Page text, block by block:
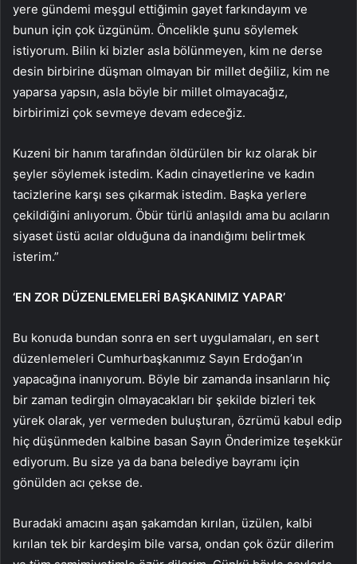
yere gündemi meşgul ettiğimin gayet farkındayım ve
bunun için çok üzgünüm. Öncelikle şunu söylemek
istiyorum. Bilin ki bizler asla bölünmeyen, kim ne derse
desin birbirine düşman olmayan bir millet değiliz, kim ne
yaparsa yapsın, asla böyle bir millet olmayacağız,
birbirimizi çok sevmeye devam edeceğiz.
Kuzeni bir hanım tarafından öldürülen bir kız olarak bir
şeyler söylemek istedim. Kadın cinayetlerine ve kadın
tacizlerine karşı ses çıkarmak istedim. Başka yerlere
çekildiğini anlıyorum. Öbür türlü anlaşıldı ama bu acıların
siyaset üstü acılar olduğuna da inandığımı belirtmek
isterim.”
‘EN ZOR DÜZENLEMELERİ BAŞKANIMIZ YAPAR’
Bu konuda bundan sonra en sert uygulamaları, en sert
düzenlemeleri Cumhurbaşkanımız Sayın Erdoğan’ın
yapacağına inanıyorum. Böyle bir zamanda insanların hiç
bir zaman tedirgin olmayacakları bir şekilde bizleri tek
yürek olarak, yer vermeden buluşturan, özrümü kabul edip
hiç düşünmeden kalbine basan Sayın Önderimize teşekkür
ediyorum. Bu size ya da bana belediye bayramı için
gönülden acı çekse de.
Buradaki amacını aşan şakamdan kırılan, üzülen, kalbi
kırılan tek bir kardeşim bile varsa, ondan çok özür dilerim